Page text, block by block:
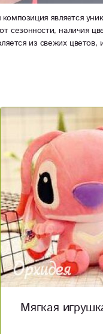
композиция является
сезонности, наличия
из свежих
Воздушные